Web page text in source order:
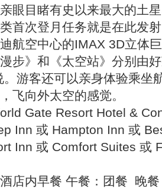
眼目睹有史以来最大的土
首次登月任务就是在此发
航空中心的IMAX 3D立体
步》和《太空站》分别由
。游客还可以亲身体验乘坐
飞向外太空的感觉。
Gate Resort Hotel &
Inn 或 Hampton Inn 或
Inn 或 Comfort Suites 或
店内早餐 午餐：团餐 晚